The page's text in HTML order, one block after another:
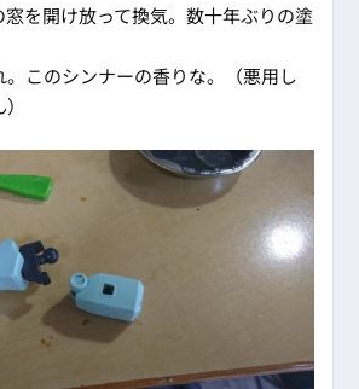
窓を開け放って換気。数十年ぶりの塗
。このシンナーの香りな。（悪用し